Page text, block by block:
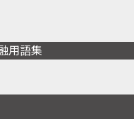
用語集